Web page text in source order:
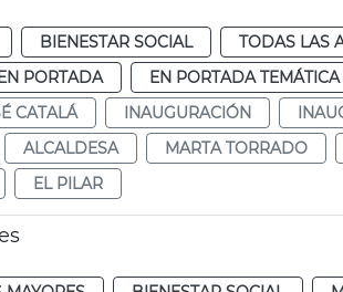
BIENESTAR SOCIAL
TODAS LAS
PORTADA EN PORTADA TEMÁTICA
CATALÁ INAUGURACIÓN
ALCALDESA MARTA TORRADO
EL PILAR